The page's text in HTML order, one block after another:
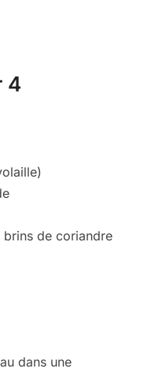
4
brins de coriandre
dans une